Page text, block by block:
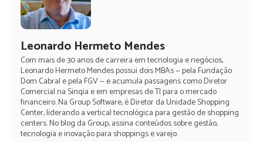
Leonardo Hermeto Mendes
Com mais de 30 anos de carreira em tecnologia e negócios,
Leonardo Hermeto Mendes possui dois MBAs — pela Fundação
Dom Cabral e pela FGV — e acumula passagens como Diretor
Comercial na Sinqia e em empresas de TI para o mercado
financeiro. Na Group Software, é Diretor da Unidade Shopping
Center, liderando a vertical tecnológica para gestão de shopping
centers. No blog da Group, assina conteúdos sobre gestão,
tecnologia e inovação para shoppings e varejo.